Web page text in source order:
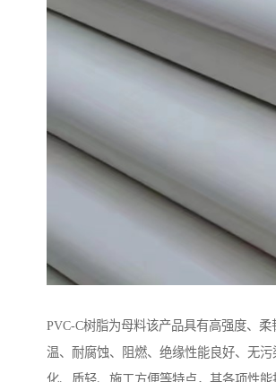
PVC-C树脂为母料该产品具有高强度、柔
温、耐腐蚀、阻燃、绝缘性能良好、无污